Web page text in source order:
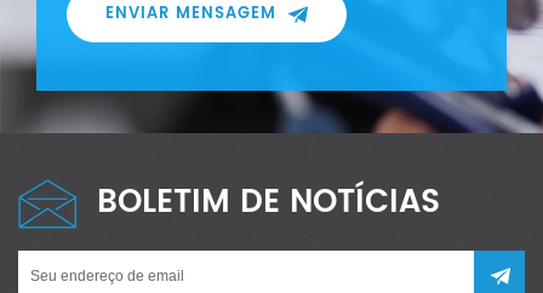
ENVIAR MENSAGEM
BOLETIM DE NOTÍCIAS